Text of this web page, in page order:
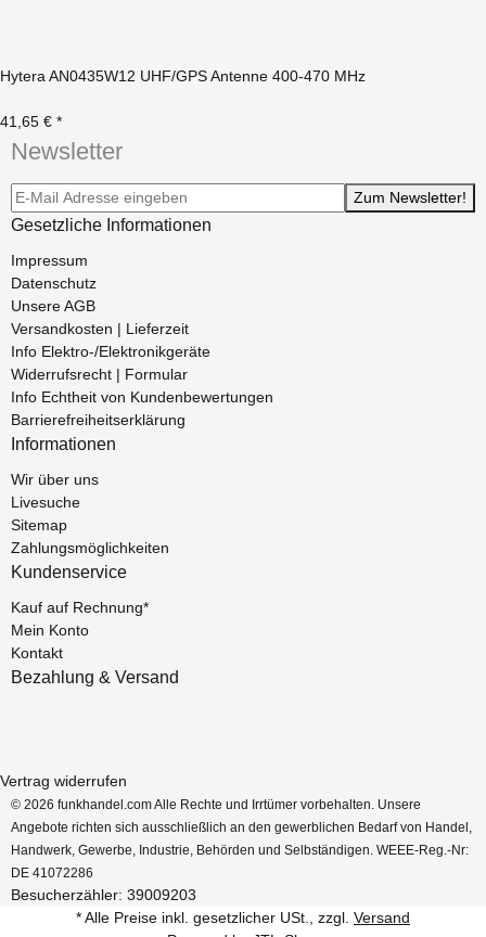
Hytera AN0435W12 UHF/GPS Antenne 400-470 MHz
41,65 € *
Newsletter
Newsletter-Registrierung Zum Newsletter!
Gesetzliche Informationen
Impressum
Datenschutz
Unsere AGB
Versandkosten | Lieferzeit
Info Elektro-/Elektronikgeräte
Widerrufsrecht | Formular
Info Echtheit von Kundenbewertungen
Barrierefreiheitserklärung
Informationen
Wir über uns
Livesuche
Sitemap
Zahlungsmöglichkeiten
Kundenservice
Kauf auf Rechnung*
Mein Konto
Kontakt
Bezahlung & Versand
Vertrag widerrufen
© 2026 funkhandel.com Alle Rechte und Irrtümer vorbehalten. Unsere
Angebote richten sich ausschließlich an den gewerblichen Bedarf von Handel,
Handwerk, Gewerbe, Industrie, Behörden und Selbständigen. WEEE-Reg.-Nr:
DE 41072286
Besucherzähler: 39009203
* Alle Preise inkl. gesetzlicher USt., zzgl. Versand